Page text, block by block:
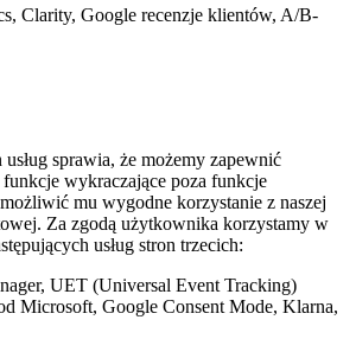
Clarity, Google recenzje klientów, A/B-
sprawia, że możemy zapewnić
wykraczające poza funkcje
mu wygodne korzystanie z naszej
Za zgodą użytkownika korzystamy w
usług stron trzecich:
UET (Universal Event Tracking)
Microsoft, Google Consent Mode, Klarna,